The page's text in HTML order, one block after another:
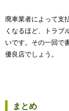
廃車業者によって支
くなるほど、トラブ
いです。その一回で
優良店でしょう。
まとめ